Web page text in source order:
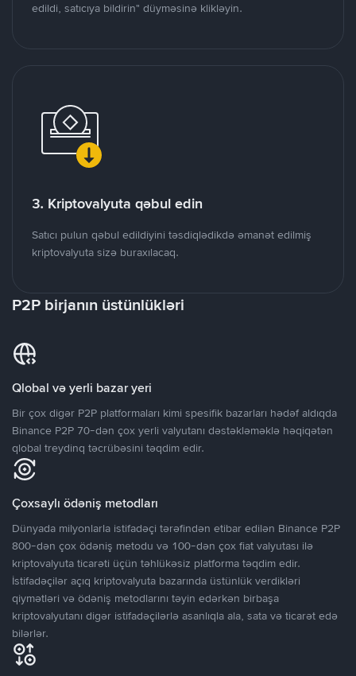
edildi, satıcıya bildirin" düyməsinə klikləyin.
3. Kriptovalyuta qəbul edin
Satıcı pulun qəbul edildiyini təsdiqlədikdə əmanət edilmiş
kriptovalyuta sizə buraxılacaq.
P2P birjanın üstünlükləri
Qlobal və yerli bazar yeri
Bir çox digər P2P platformaları kimi spesifik bazarları hədəf aldıqda
Binance P2P 70-dən çox yerli valyutanı dəstəkləməklə həqiqətən
qlobal treydinq təcrübəsini təqdim edir.
Çoxsaylı ödəniş metodları
Dünyada milyonlarla istifadəçi tərəfindən etibar edilən Binance P2P
800-dən çox ödəniş metodu və 100-dən çox fiat valyutası ilə
kriptovalyuta ticarəti üçün təhlükəsiz platforma təqdim edir.
İstifadəçilər açıq kriptovalyuta bazarında üstünlük verdikləri
qiymətləri və ödəniş metodlarını təyin edərkən birbaşa
kriptovalyutanı digər istifadəçilərlə asanlıqla ala, sata və ticarət edə
bilərlər.